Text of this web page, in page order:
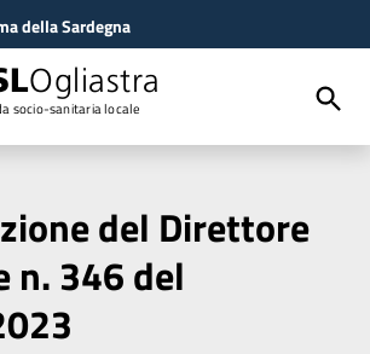
della Sardegna
Ogliastra
socio-sanitaria locale
del Direttore
n. 346 del